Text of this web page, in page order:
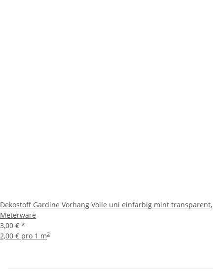
Dekostoff Gardine Vorhang Voile uni einfarbig mint transparent,
Meterware
3,00 € *
2,00 € pro 1 m2